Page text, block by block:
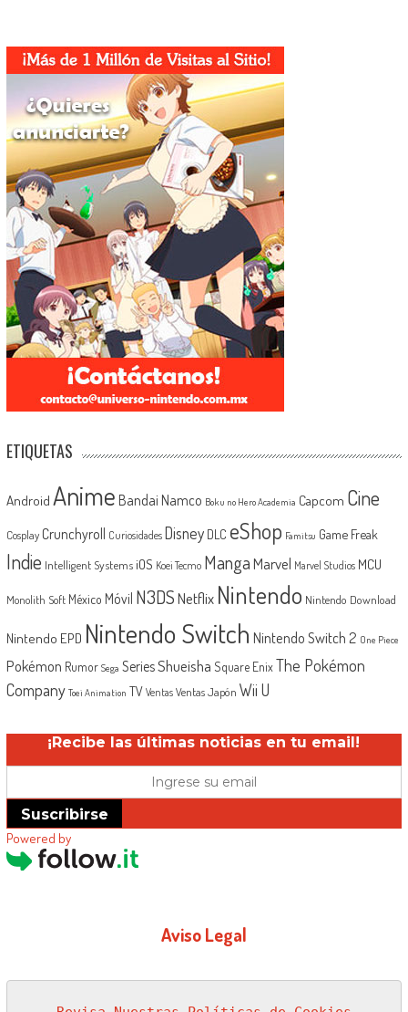
ETIQUETAS
Android Anime Bandai Namco Boku no Hero Academia Capcom Cine
Cosplay Crunchyroll Curiosidades Disney DLC eShop Famitsu Game Freak
Indie Intelligent Systems iOS Koei Tecmo MangaMarvel Marvel Studios MCU
Monolith Soft México Móvil N3DSNetflix Nintendo Nintendo Download
Nintendo EPD Nintendo Switch Nintendo Switch 2 One Piece
Pokémon Rumor Sega SeriesShueisha Square EnixThe Pokémon
Company Toei Animation TV Ventas Ventas Japón Wii U
¡Recibe las últimas noticias en tu email!
Suscribirse
Powered by
Aviso Legal